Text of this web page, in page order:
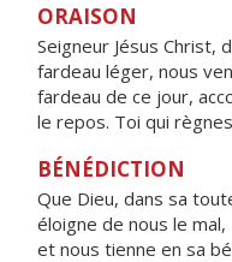
ORAISON
Seigneur Jésus Christ,
fardeau léger, nous
fardeau de ce jour,
le repos. Toi qui
BÉNÉDICTION
Que Dieu, dans sa
éloigne de nous le mal,
et nous tienne en sa